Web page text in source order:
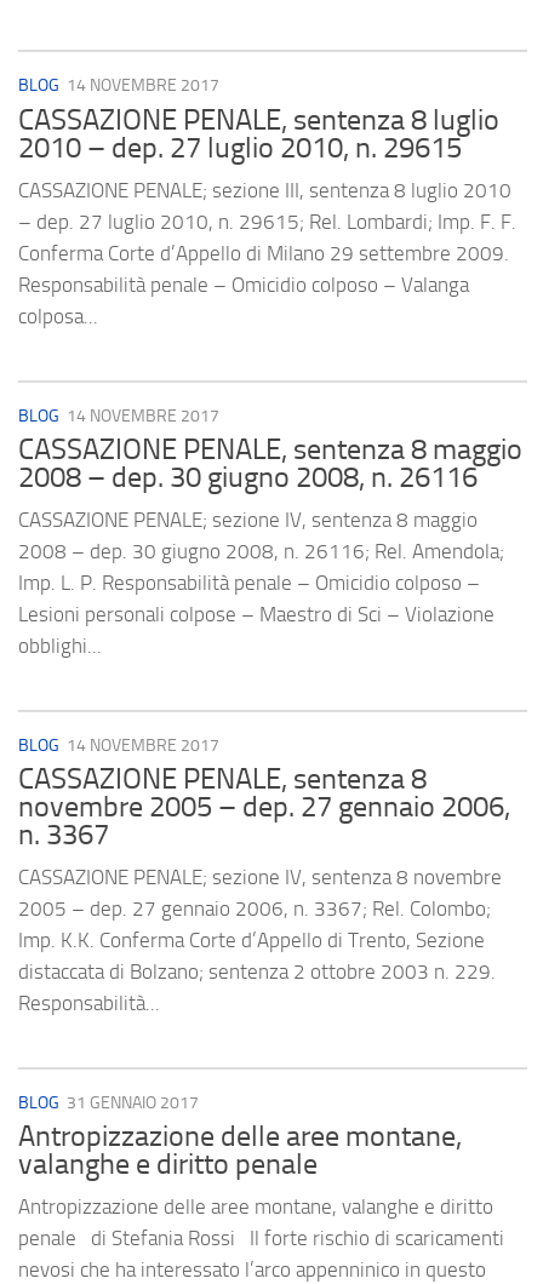
BLOG 14 NOVEMBRE 2017
CASSAZIONE PENALE, sentenza 8 luglio
2010 – dep. 27 luglio 2010, n. 29615
CASSAZIONE PENALE; sezione III, sentenza 8 luglio 2010
– dep. 27 luglio 2010, n. 29615; Rel. Lombardi; Imp. F. F.
Conferma Corte d’Appello di Milano 29 settembre 2009.
Responsabilità penale – Omicidio colposo – Valanga
colposa...
BLOG 14 NOVEMBRE 2017
CASSAZIONE PENALE, sentenza 8 maggio
2008 – dep. 30 giugno 2008, n. 26116
CASSAZIONE PENALE; sezione IV, sentenza 8 maggio
2008 – dep. 30 giugno 2008, n. 26116; Rel. Amendola;
Imp. L. P. Responsabilità penale – Omicidio colposo –
Lesioni personali colpose – Maestro di Sci – Violazione
obblighi...
BLOG 14 NOVEMBRE 2017
CASSAZIONE PENALE, sentenza 8
novembre 2005 – dep. 27 gennaio 2006,
n. 3367
CASSAZIONE PENALE; sezione IV, sentenza 8 novembre
2005 – dep. 27 gennaio 2006, n. 3367; Rel. Colombo;
Imp. K.K. Conferma Corte d’Appello di Trento, Sezione
distaccata di Bolzano; sentenza 2 ottobre 2003 n. 229.
Responsabilità...
BLOG 31 GENNAIO 2017
Antropizzazione delle aree montane,
valanghe e diritto penale
Antropizzazione delle aree montane, valanghe e diritto
penale di Stefania Rossi Il forte rischio di scaricamenti
nevosi che ha interessato l’arco appenninico in questo